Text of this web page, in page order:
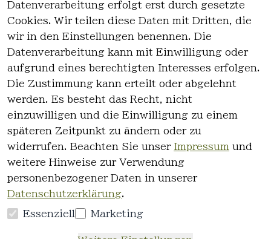
Datenverarbeitung erfolgt erst durch gesetzte
Cookies. Wir teilen diese Daten mit Dritten, die
wir in den Einstellungen benennen. Die
Datenverarbeitung kann mit Einwilligung oder
aufgrund eines berechtigten Interesses erfolgen.
Die Zustimmung kann erteilt oder abgelehnt
werden. Es besteht das Recht, nicht
einzuwilligen und die Einwilligung zu einem
späteren Zeitpunkt zu ändern oder zu
widerrufen. Beachten Sie unser Impressum und
weitere Hinweise zur Verwendung
personenbezogener Daten in unserer
Datenschutzerklärung.
Essenziell Marketing
es
AGB
Datenschutz
Widerrufsre
cht
Kontakt
Kontakt
Registrieren